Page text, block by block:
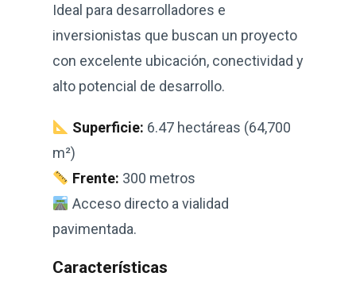
Ideal para desarrolladores e
inversionistas que buscan un proyecto
con excelente ubicación, conectividad y
alto potencial de desarrollo.
Superficie: 6.47 hectáreas (64,700
m²)
Frente: 300 metros
Acceso directo a vialidad
pavimentada.
Características